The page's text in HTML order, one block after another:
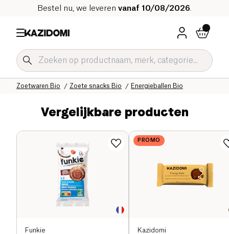
Bestel nu, we leveren vanaf 10/08/2026
Energieballen Bio
Zoete snacks Bio
Zoetwaren Bio
Onze biologische catalogus
Home
Vergelijkbare producten
Funkie
PROMO
Kazidomi